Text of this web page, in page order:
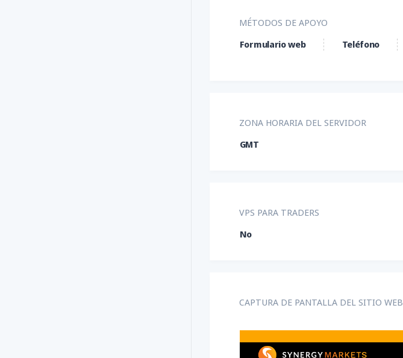
MÉTODOS DE APOYO
Formulario web
Teléfono
ZONA HORARIA DEL SERVIDOR
GMT
VPS PARA TRADERS
No
CAPTURA DE PANTALLA DEL SITIO WEB